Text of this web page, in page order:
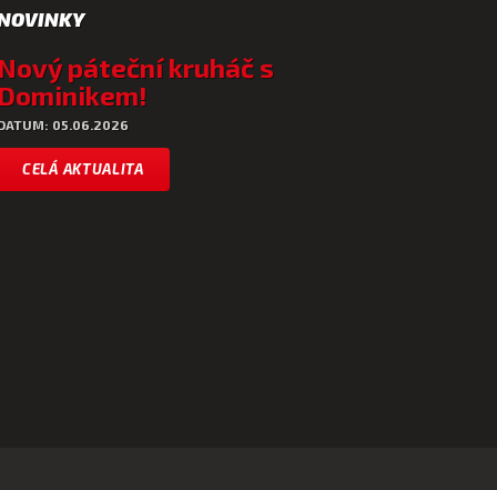
páteční kruháč s
05.06.2026
CELÁ AKTUALITA